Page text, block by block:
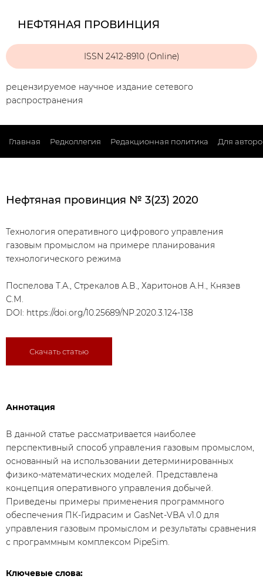
НЕФТЯНАЯ ПРОВИНЦИЯ
ISSN 2412-8910 (Online)
рецензируемое научное издание сетевого
распространения
Главная Редколлегия Редакционная политика Для
Нефтяная провинция № 3(23) 2020
Технология оперативного цифрового управления
газовым промыслом на примере планирования
технологического режима
Поспелова Т.А., Стрекалов А.В., Харитонов А.Н., Князев
С.М.
DOI: https://doi.org/10.25689/NP.2020.3.124-138
Скачать статью
Аннотация
В данной статье рассматривается наиболее
перспективный способ управления газовым промыслом,
основанный на использовании детерминированных
физико-математических моделей. Представлена
концепция оперативного управления добычей.
Приведены примеры применения программного
обеспечения ПК-Гидрасим и GasNet-VBA v1.0 для
управления газовым промыслом и результаты сравнения
с программным комплексом PipeSim.
Ключевые слова: